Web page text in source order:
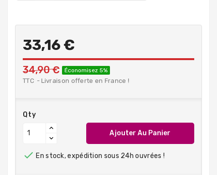
33,16 €
34,90 € Économisez 5%
TTC Livraison offerte en France !
Qty
Ajouter Au Panier
 En stock, expédition sous 24h ouvrées !